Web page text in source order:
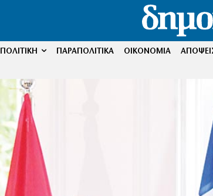
ΠΟΛΙΤΙΚΗ ΠΑΡΑΠΟΛΙΤΙΚΑ ΟΙΚΟΝΟΜΙΑ